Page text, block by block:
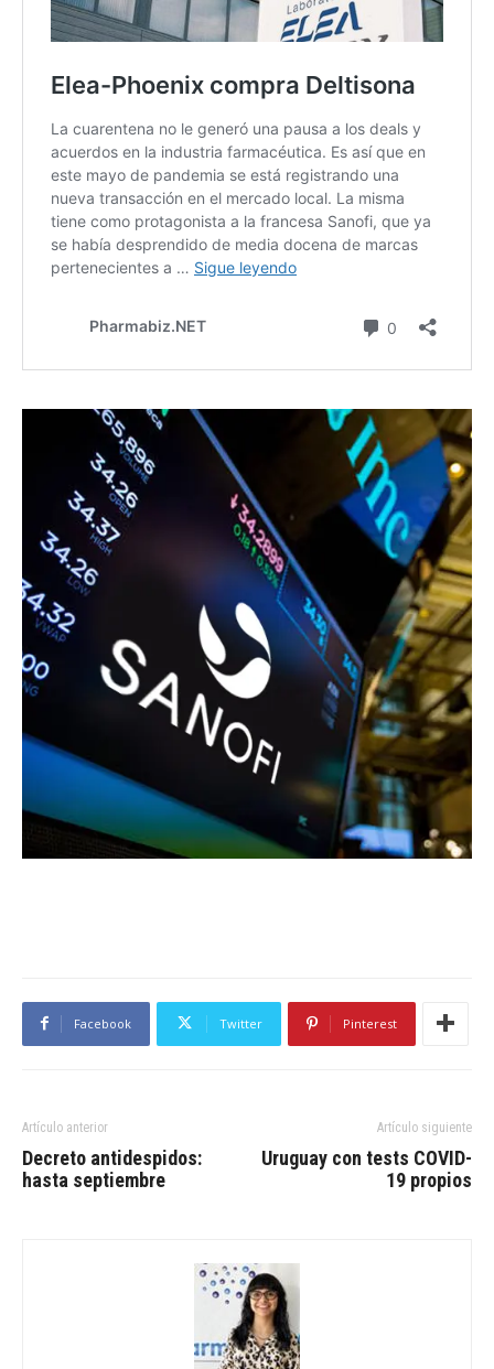
Facebook Twitter Pinterest
Artículo anterior
Decreto antidespidos:
hasta septiembre
Artículo siguiente
Uruguay con tests COVID-
19 propios